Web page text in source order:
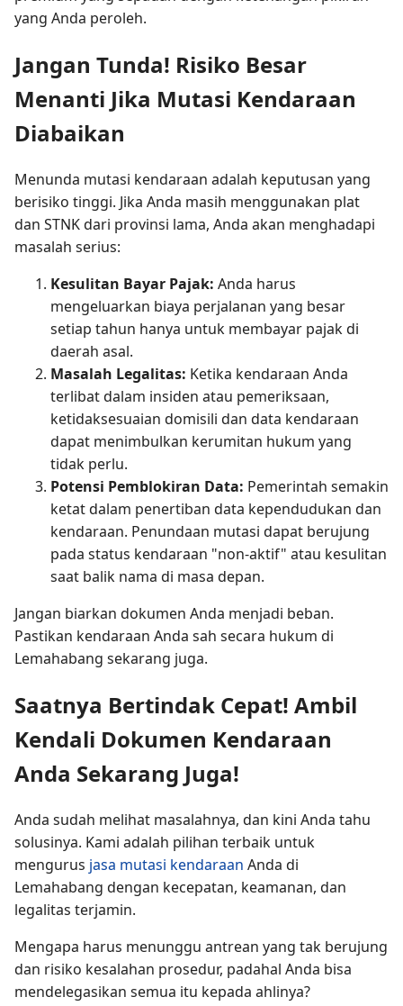
yang Anda peroleh.
Jangan Tunda! Risiko Besar
Menanti Jika Mutasi Kendaraan
Diabaikan
Menunda mutasi kendaraan adalah keputusan yang
berisiko tinggi. Jika Anda masih menggunakan plat
dan STNK dari provinsi lama, Anda akan menghadapi
masalah serius:
Kesulitan Bayar Pajak: Anda harus
mengeluarkan biaya perjalanan yang besar
setiap tahun hanya untuk membayar pajak di
daerah asal.
Masalah Legalitas: Ketika kendaraan Anda
terlibat dalam insiden atau pemeriksaan,
ketidaksesuaian domisili dan data kendaraan
dapat menimbulkan kerumitan hukum yang
tidak perlu.
Potensi Pemblokiran Data: Pemerintah semakin
ketat dalam penertiban data kependudukan dan
kendaraan. Penundaan mutasi dapat berujung
pada status kendaraan "non-aktif" atau kesulitan
saat balik nama di masa depan.
Jangan biarkan dokumen Anda menjadi beban.
Pastikan kendaraan Anda sah secara hukum di
Lemahabang sekarang juga.
Saatnya Bertindak Cepat! Ambil
Kendali Dokumen Kendaraan
Anda Sekarang Juga!
Anda sudah melihat masalahnya, dan kini Anda tahu
solusinya. Kami adalah pilihan terbaik untuk
mengurus jasa mutasi kendaraan Anda di
Lemahabang dengan kecepatan, keamanan, dan
legalitas terjamin.
Mengapa harus menunggu antrean yang tak berujung
dan risiko kesalahan prosedur, padahal Anda bisa
mendelegasikan semua itu kepada ahlinya?